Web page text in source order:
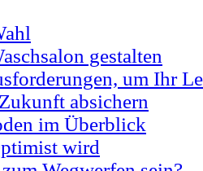
gestalten
um Ihr
absichern
im Überblick
wird